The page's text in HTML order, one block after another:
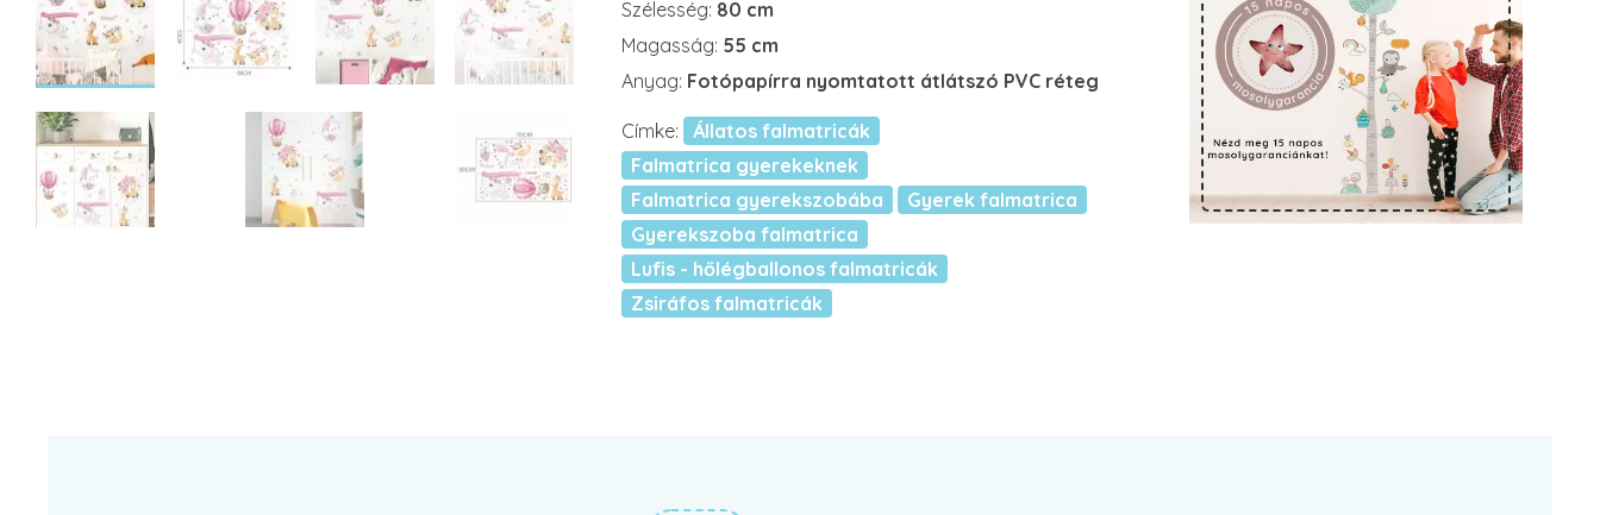
Szélesség: 80 cm
Magasság: 55 cm
Anyag: Fotópapírra nyomtatott átlátszó PVC réteg
Címke:
Állatos falmatricák
Falmatrica gyerekeknek
Falmatrica gyerekszobába
Gyerek falmatrica
Gyerekszoba falmatrica
Lufis - hőlégballonos falmatricák
Zsiráfos falmatricák